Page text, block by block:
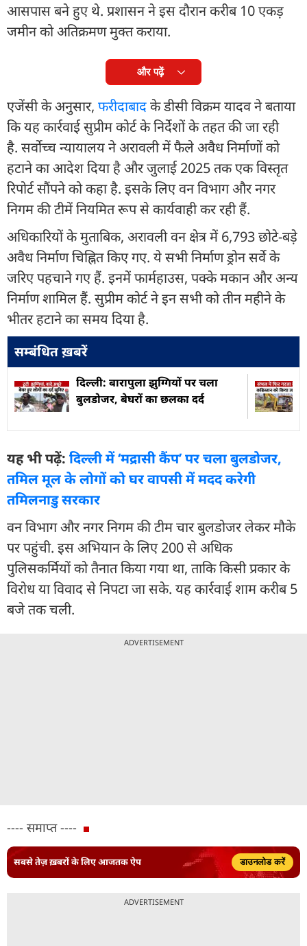
आसपास बने हुए थे. प्रशासन ने इस दौरान करीब 10 एकड़
जमीन को अतिक्रमण मुक्त कराया.
और पढ़ें
एजेंसी के अनुसार, फरीदाबादके डीसी विक्रम यादव ने बताया
कि यह कार्रवाई सुप्रीम कोर्ट के निर्देशों के तहत की जा रही
है. सर्वोच्च न्यायालय ने अरावली में फैले अवैध निर्माणों को
हटाने का आदेश दिया है और जुलाई 2025 तक एक विस्तृत
रिपोर्ट सौंपने को कहा है. इसके लिए वन विभाग और नगर
निगम की टीमें नियमित रूप से कार्यवाही कर रही हैं.
अधिकारियों के मुताबिक, अरावली वन क्षेत्र में 6,793 छोटे-बड़े
अवैध निर्माण चिह्नित किए गए. ये सभी निर्माण ड्रोन सर्वे के
जरिए पहचाने गए हैं. इनमें फार्महाउस, पक्के मकान और अन्य
निर्माण शामिल हैं. सुप्रीम कोर्ट ने इन सभी को तीन महीने के
भीतर हटाने का समय दिया है.
सम्बंधित ख़बरें
दिल्ली: बारापुला झुग्गियों पर चला
बुलडोजर, बेघरों का छलका दर्द
यह भी पढ़ें: दिल्ली में ‘मद्रासी कैंप’ पर चला बुलडोजर,
तमिल मूल के लोगों को घर वापसी में मदद करेगी
तमिलनाडु सरकार
वन विभाग और नगर निगम की टीम चार बुलडोजर लेकर मौके
पर पहुंची. इस अभियान के लिए 200 से अधिक
पुलिसकर्मियों को तैनात किया गया था, ताकि किसी प्रकार के
विरोध या विवाद से निपटा जा सके. यह कार्रवाई शाम करीब 5
बजे तक चली.
ADVERTISEMENT
---- समाप्त ----
सबसे तेज़ ख़बरों के लिए आजतक ऐप डाउनलोड करें
ADVERTISEMENT